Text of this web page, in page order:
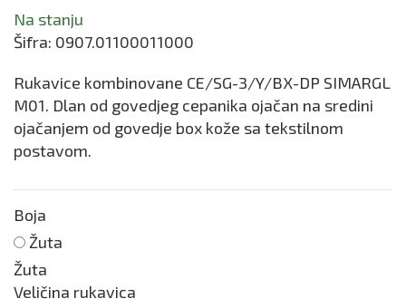
Na stanju
Šifra: 0907.01100011000
Rukavice kombinovane CE/SG-3/Y/BX-DP SIMARGL
M01. Dlan od govedjeg cepanika ojačan na sredini
ojačanjem od govedje box kože sa tekstilnom
postavom.
Boja
Žuta
Žuta
Veličina rukavica